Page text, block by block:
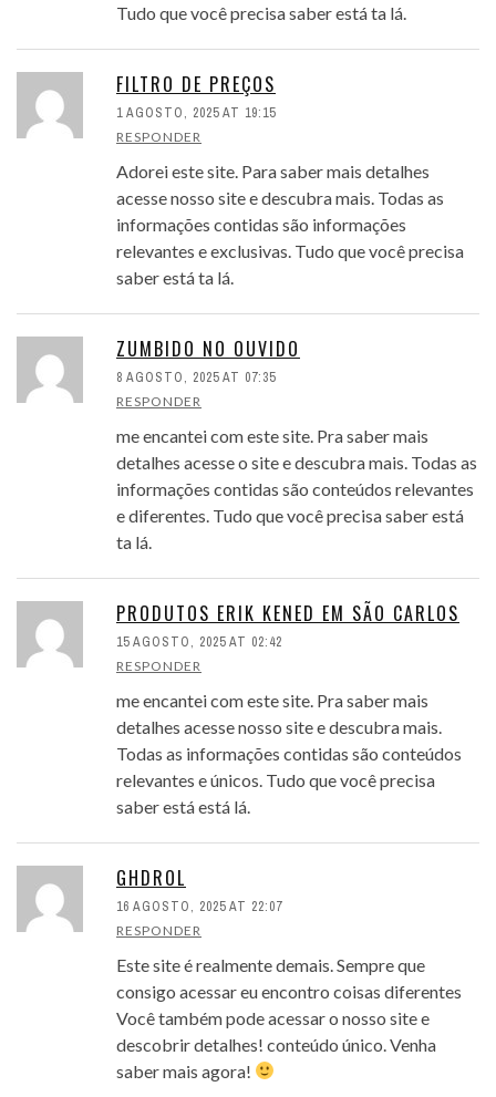
Tudo que você precisa saber está ta lá.
FILTRO DE PREÇOS
1 AGOSTO, 2025 AT 19:15
RESPONDER
Adorei este site. Para saber mais detalhes
acesse nosso site e descubra mais. Todas as
informações contidas são informações
relevantes e exclusivas. Tudo que você precisa
saber está ta lá.
ZUMBIDO NO OUVIDO
8 AGOSTO, 2025 AT 07:35
RESPONDER
me encantei com este site. Pra saber mais
detalhes acesse o site e descubra mais. Todas as
informações contidas são conteúdos relevantes
e diferentes. Tudo que você precisa saber está
ta lá.
PRODUTOS ERIK KENED EM SÃO CARLOS
15 AGOSTO, 2025 AT 02:42
RESPONDER
me encantei com este site. Pra saber mais
detalhes acesse nosso site e descubra mais.
Todas as informações contidas são conteúdos
relevantes e únicos. Tudo que você precisa
saber está está lá.
GHDROL
16 AGOSTO, 2025 AT 22:07
RESPONDER
Este site é realmente demais. Sempre que
consigo acessar eu encontro coisas diferentes
Você também pode acessar o nosso site e
descobrir detalhes! conteúdo único. Venha
saber mais agora!